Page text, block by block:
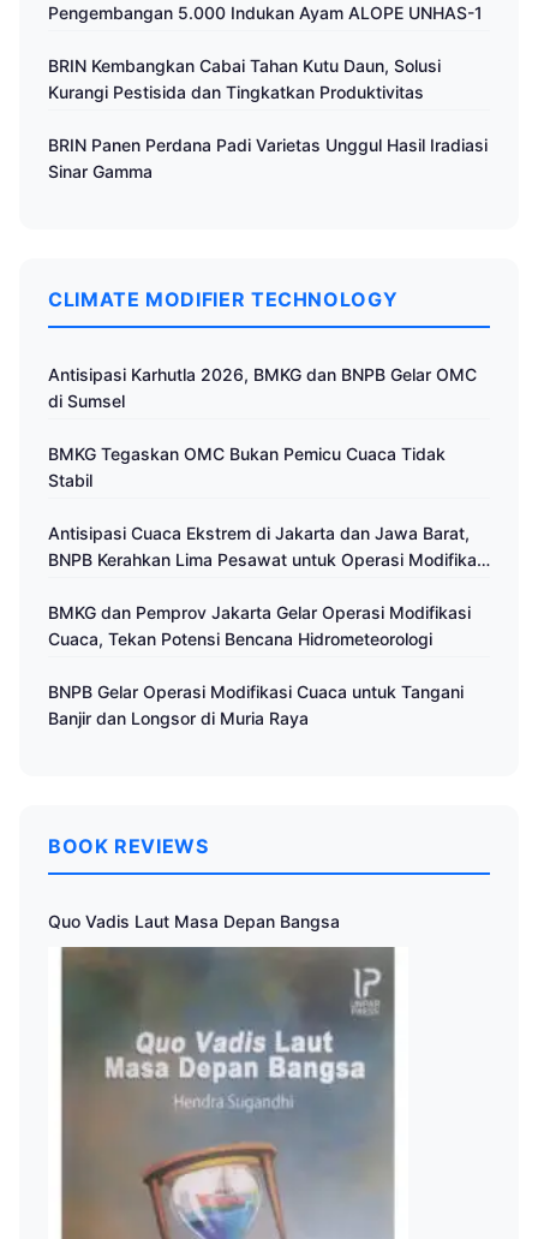
Pengembangan 5.000 Indukan Ayam ALOPE UNHAS-1
BRIN Kembangkan Cabai Tahan Kutu Daun, Solusi
Kurangi Pestisida dan Tingkatkan Produktivitas
BRIN Panen Perdana Padi Varietas Unggul Hasil Iradiasi
Sinar Gamma
CLIMATE MODIFIER TECHNOLOGY
Antisipasi Karhutla 2026, BMKG dan BNPB Gelar OMC
di Sumsel
BMKG Tegaskan OMC Bukan Pemicu Cuaca Tidak
Stabil
Antisipasi Cuaca Ekstrem di Jakarta dan Jawa Barat,
BNPB Kerahkan Lima Pesawat untuk Operasi Modifikasi
BMKG dan Pemprov Jakarta Gelar Operasi Modifikasi
Cuaca, Tekan Potensi Bencana Hidrometeorologi
BNPB Gelar Operasi Modifikasi Cuaca untuk Tangani
Banjir dan Longsor di Muria Raya
BOOK REVIEWS
Quo Vadis Laut Masa Depan Bangsa